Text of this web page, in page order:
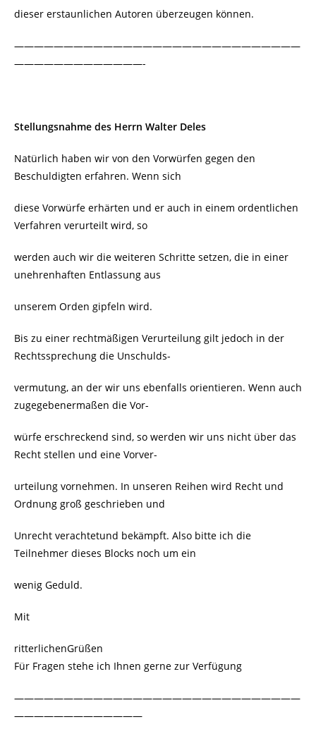
dieser erstaunlichen Autoren überzeugen können.
—————————————————————————————
—————————————-
Stellungsnahme des Herrn Walter Deles
Natürlich haben wir von den Vorwürfen gegen den
Beschuldigten erfahren. Wenn sich
diese Vorwürfe erhärten und er auch in einem ordentlichen
Verfahren verurteilt wird, so
werden auch wir die weiteren Schritte setzen, die in einer
unehrenhaften Entlassung aus
unserem Orden gipfeln wird.
Bis zu einer rechtmäßigen Verurteilung gilt jedoch in der
Rechtssprechung die Unschulds-
vermutung, an der wir uns ebenfalls orientieren. Wenn auch
zugegebenermaßen die Vor-
würfe erschreckend sind, so werden wir uns nicht über das
Recht stellen und eine Vorver-
urteilung vornehmen. In unseren Reihen wird Recht und
Ordnung groß geschrieben und
Unrecht verachtetund bekämpft. Also bitte ich die
Teilnehmer dieses Blocks noch um ein
wenig Geduld.
Mit
ritterlichenGrüßen
Für Fragen stehe ich Ihnen gerne zur Verfügung
—————————————————————————————
—————————————